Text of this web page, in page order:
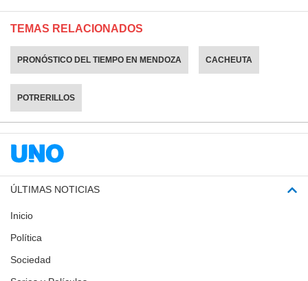
TEMAS RELACIONADOS
PRONÓSTICO DEL TIEMPO EN MENDOZA CACHEUTA
POTRERILLOS
ÚLTIMAS NOTICIAS
Inicio
Política
Sociedad